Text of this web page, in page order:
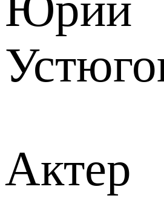
Актер